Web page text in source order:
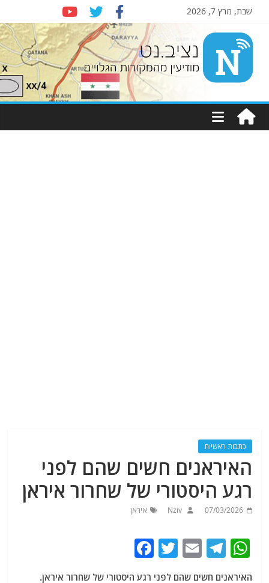
שבת, מרץ 7, 2026
Nziv.net
מודיעין
מהמקורות
כתבות ראשיות
האיראנים חשים שהם לפני
רגע היסטורי של שחרור איראן
07/03/2026
Nziv איראן
W
T
E
m
T
האיראנים חשים שהם לפני רגע היסטורי של שחרור איראן.